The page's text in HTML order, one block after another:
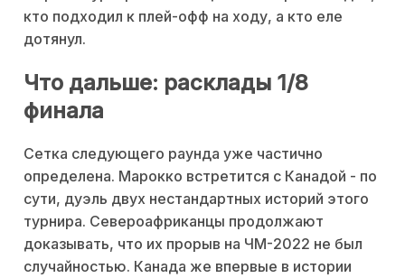
кто подходил к плей-офф на ходу, а кто еле
дотянул.
Что дальше: расклады 1/8
финала
Сетка следующего раунда уже частично
определена. Марокко встретится с Канадой - по
сути, дуэль двух нестандартных историй этого
турнира. Североафриканцы продолжают
доказывать, что их прорыв на ЧМ-2022 не был
случайностью. Канада же впервые в истории